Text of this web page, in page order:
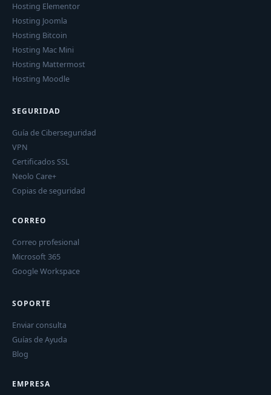
Hosting Elementor
Hosting Joomla
Hosting Bitcoin
Hosting Mac Mini
Hosting Mattermost
Hosting Moodle
SEGURIDAD
Guía de Ciberseguridad
VPN
Certificados SSL
Neolo Care+
Copias de seguridad
CORREO
Correo profesional
Microsoft 365
Google Workspace
SOPORTE
Enviar consulta
Guías de Ayuda
Blog
EMPRESA